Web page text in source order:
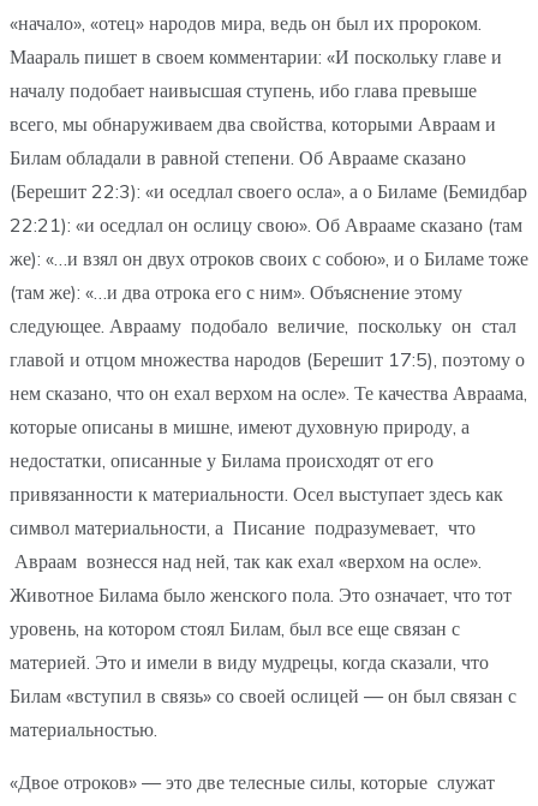
«начало», «отец» народов мира, ведь он был их пророком.
Маараль пишет в своем комментарии: «И поскольку главе и
началу подобает наивысшая ступень, ибо глава превыше
всего, мы обнаруживаем два свойства, которыми Авраам и
Билам обладали в равной степени. Об Аврааме сказано
(Берешит 22:3): «и оседлал своего осла», а о Биламе (Бемидбар
22:21): «и оседлал он ослицу свою». Об Аврааме сказано (там
же): «…и взял он двух отроков своих с собою», и о Биламе тоже
(там же): «…и два отрока его с ним». Объяснение этому
следующее. Аврааму подобало величие, поскольку он стал
главой и отцом множества народов (Берешит 17:5), поэтому о
нем сказано, что он ехал верхом на осле». Те качества Авраама,
которые описаны в мишне, имеют духовную природу, а
недостатки, описанные у Билама происходят от его
привязанности к материальности. Осел выступает здесь как
символ материальности, а Писание подразумевает, что
Авраам вознесся над ней, так как ехал «верхом на осле».
Животное Билама было женского пола. Это означает, что тот
уровень, на котором стоял Билам, был все еще связан с
материей. Это и имели в виду мудрецы, когда сказали, что
Билам «вступил в связь» со своей ослицей — он был связан с
материальностью.
«Двое отроков» — это две телесные силы, которые служат